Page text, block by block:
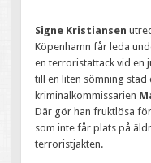
Signe Kristiansen
Köpenhamn får leda
en terroristattack vid en
till en liten sömning
kriminalkommissarien
Där gör han fruktlösa
som inte får plats på
terroristjakten.